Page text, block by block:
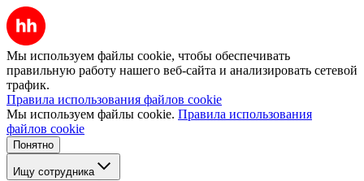
Мы используем файлы cookie, чтобы обеспечивать
правильную работу нашего веб-сайта и анализировать сетевой
трафик.
Правила использования файлов cookie
Мы используем файлы cookie. Правила использования
файлов cookie
Понятно
Ищу сотрудника